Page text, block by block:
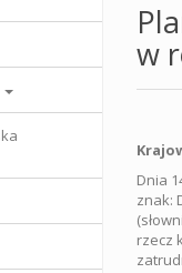
w
Dnia
znak:
rzecz